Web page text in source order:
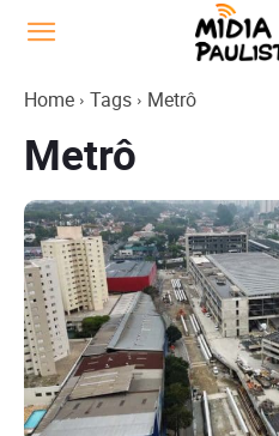
Home Tags Metrô
Metrô